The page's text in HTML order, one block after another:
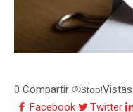
0 Compartir Stop!Vistas
Facebook
Twitter